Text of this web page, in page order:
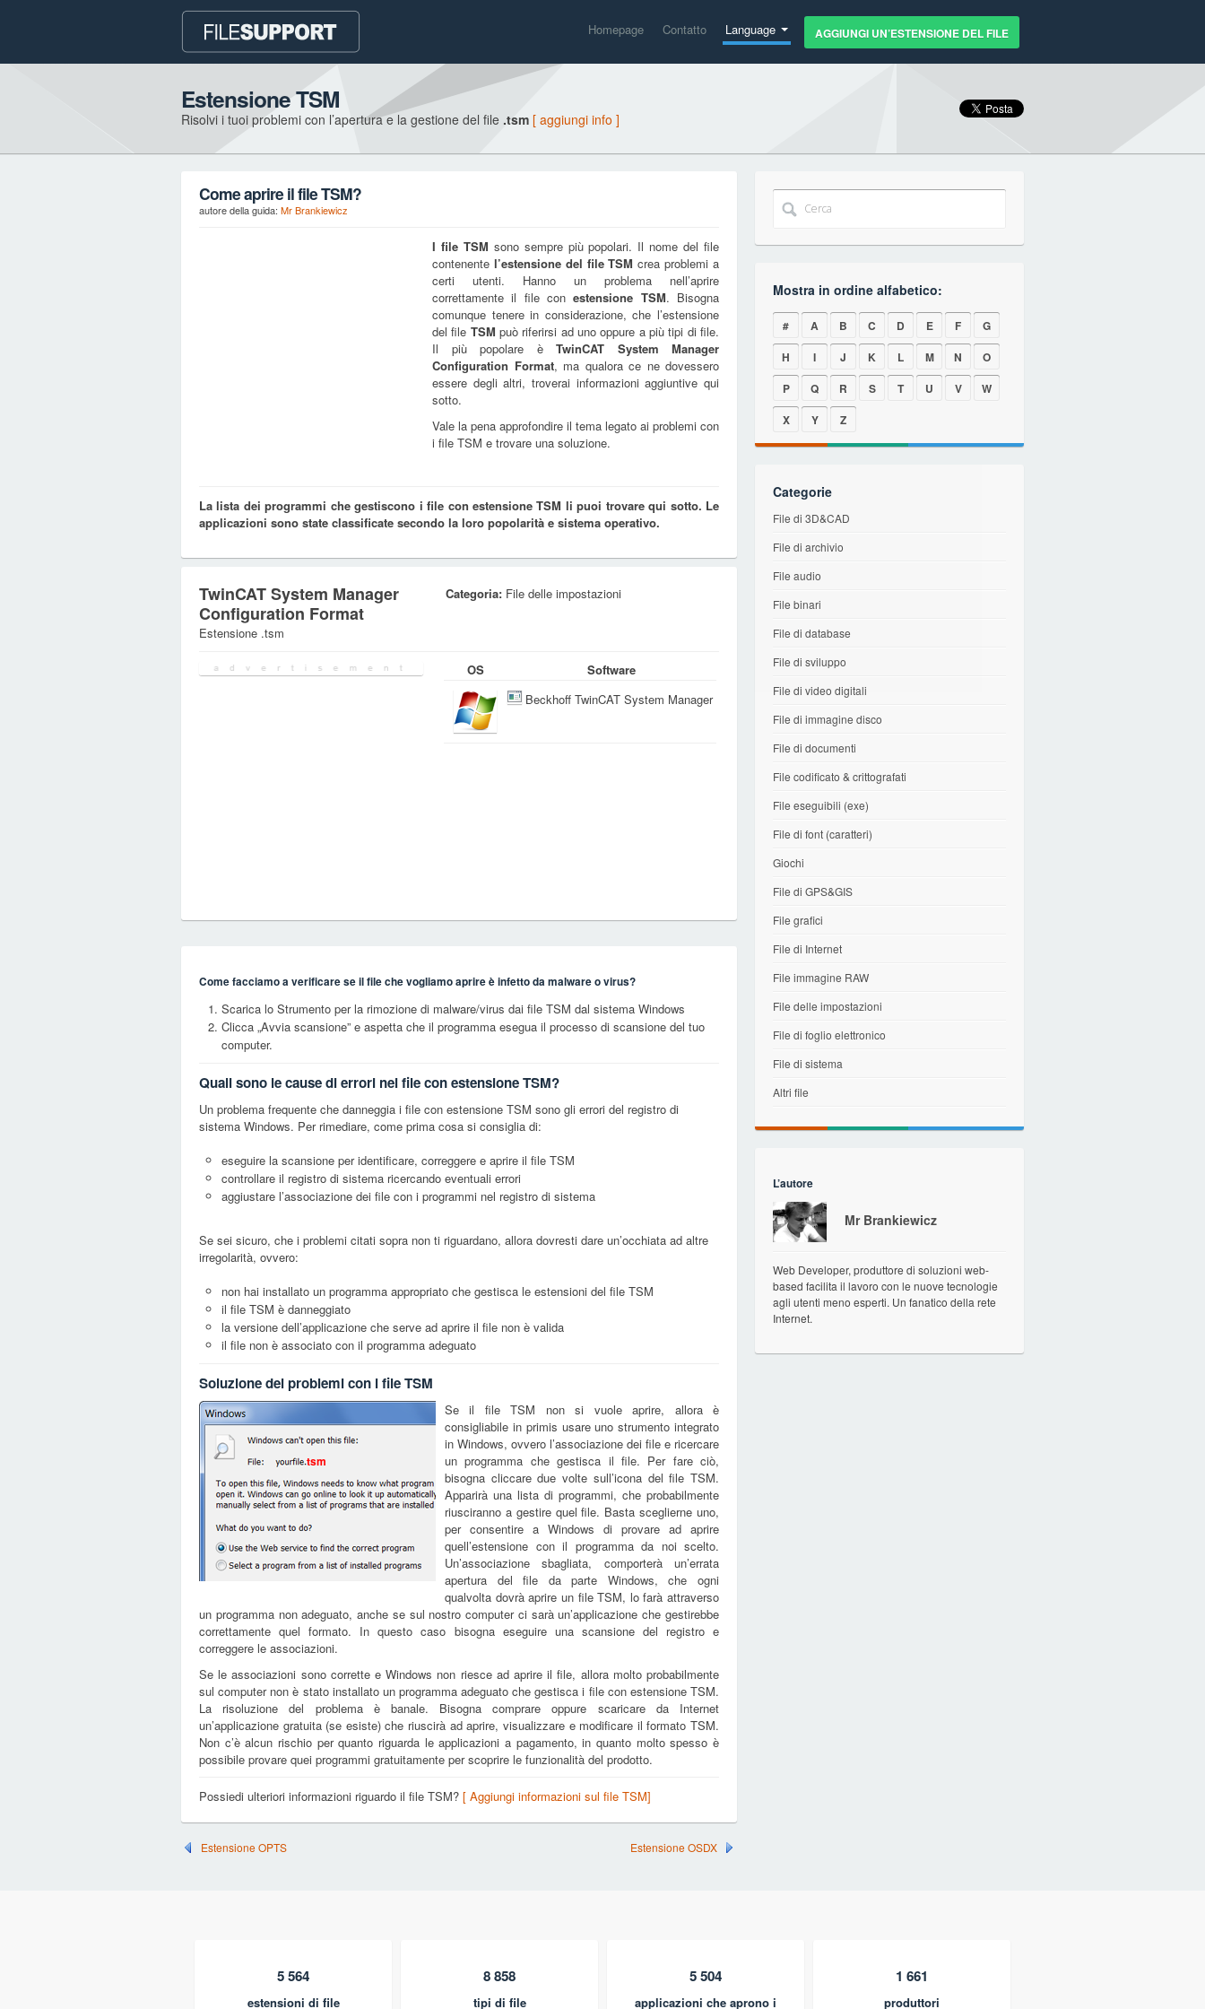
Homepage Contatto Language AGGIUNGI UN’ESTENSIONE DEL FILE
Estensione TSM
Risolvi i tuoi problemi con l’apertura e la gestione del file .tsm [ aggiungi info ]
Come aprire il file TSM?
autore della guida: Mr Brankiewicz
I file TSM sono sempre più popolari. Il nome del file
contenente l’estensione del fileTSM crea problemi a
certi utenti. Hanno un problema nell’aprire
correttamente il file conestensione TSM. Bisogna
comunque tenere in considerazione, che l’estensione
del file TSM può riferirsi ad uno oppure a più tipi di file.
Il più popolare è TwinCAT System Manager
Configuration Format, ma qualora ce ne dovessero
essere degli altri, troverai informazioni aggiuntive qui
sotto.
Vale la pena approfondire il tema legato ai problemi con
i file TSM e trovare una soluzione.
La lista dei programmi che gestiscono i file con estensione TSM li puoi trovare qui sotto. Le
applicazioni sono state classificate secondo la loro popolarità e sistema operativo.
TwinCAT System Manager
Configuration Format
Estensione .tsm
Categoria: File delle impostazioni
OS
Software
Beckhoff TwinCAT System Manager
Come facciamo a verificare se il file che vogliamo aprire è infetto da malware o virus?
Scarica lo Strumento per la rimozione di malware/virus dai file TSM dal sistema Windows
Clicca „Avvia scansione” e aspetta che il programma esegua il processo di scansione del tuo
computer.
Quali sono le cause di errori nei file con estensione TSM?
Un problema frequente che danneggia i file con estensione TSM sono gli errori del registro di
sistema Windows. Per rimediare, come prima cosa si consiglia di:
eseguire la scansione per identificare, correggere e aprire il file TSM
controllare il registro di sistema ricercando eventuali errori
aggiustare l’associazione dei file con i programmi nel registro di sistema
Se sei sicuro, che i problemi citati sopra non ti riguardano, allora dovresti dare un’occhiata ad altre
irregolarità, ovvero:
non hai installato un programma appropriato che gestisca le estensioni del file TSM
il file TSM è danneggiato
la versione dell’applicazione che serve ad aprire il file non è valida
il file non è associato con il programma adeguato
Soluzione dei problemi con i file TSM
tsm
Se il file TSM non si vuole aprire, allora è
consigliabile in primis usare uno strumento integrato
in Windows, ovvero l’associazione dei file e ricercare
un programma che gestisca il file. Per fare ciò,
bisogna cliccare due volte sull’icona del file TSM.
Apparirà una lista di programmi, che probabilmente
riusciranno a gestire quel file. Basta sceglierne uno,
per consentire a Windows di provare ad aprire
quell’estensione con il programma da noi scelto.
Un’associazione sbagliata, comporterà un’errata
apertura del file da parte Windows, che ogni
qualvolta dovrà aprire un file TSM, lo farà attraverso
un programma non adeguato, anche se sul nostro computer ci sarà un’applicazione che gestirebbe
correttamente quel formato. In questo caso bisogna eseguire una scansione del registro e
correggere le associazioni.
Se le associazioni sono corrette e Windows non riesce ad aprire il file, allora molto probabilmente
sul computer non è stato installato un programma adeguato che gestisca i file con estensione TSM.
La risoluzione del problema è banale. Bisogna comprare oppure scaricare da Internet
un’applicazione gratuita (se esiste) che riuscirà ad aprire, visualizzare e modificare il formato TSM.
Non c’è alcun rischio per quanto riguarda le applicazioni a pagamento, in quanto molto spesso è
possibile provare quei programmi gratuitamente per scoprire le funzionalità del prodotto.
Possiedi ulteriori informazioni riguardo il file TSM? [ Aggiungi informazioni sul file TSM]
Estensione OPTS Estensione OSDX
Mostra in ordine alfabetico:
# A B C D E F
G
H
I J K L M N
O
P
Q R S T U V
W
X
Y Z
Categorie
File di 3D&CAD
File di archivio
File audio
File binari
File di database
File di sviluppo
File di video digitali
File di immagine disco
File di documenti
File codificato & crittografati
File eseguibili (exe)
File di font (caratteri)
Giochi
File di GPS&GIS
File grafici
File di Internet
File immagine RAW
File delle impostazioni
File di foglio elettronico
File di sistema
Altri file
L’autore
Mr Brankiewicz
Web Developer, produttore di soluzioni web-
based facilita il lavoro con le nuove tecnologie
agli utenti meno esperti. Un fanatico della rete
Internet.
5 564
estensioni di file
8 858
tipi di file
5 504
applicazioni che aprono i
1 661
produttori